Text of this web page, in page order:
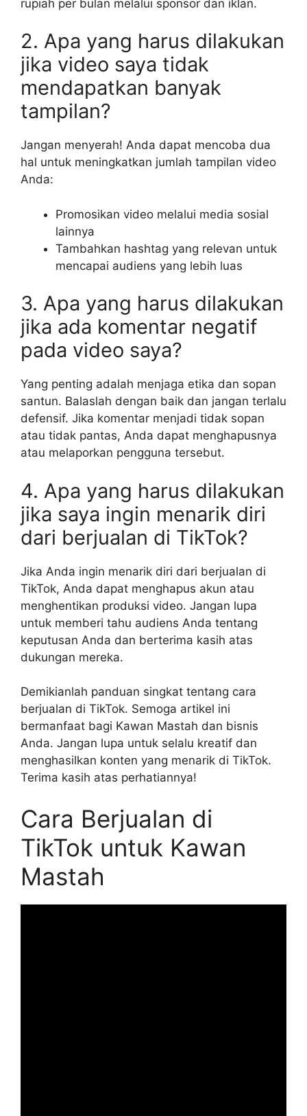
rupiah per bulan melalui sponsor dan iklan.
2. Apa yang harus dilakukan
jika video saya tidak
mendapatkan banyak
tampilan?
Jangan menyerah! Anda dapat mencoba dua
hal untuk meningkatkan jumlah tampilan video
Anda:
Promosikan video melalui media sosial
lainnya
Tambahkan hashtag yang relevan untuk
mencapai audiens yang lebih luas
3. Apa yang harus dilakukan
jika ada komentar negatif
pada video saya?
Yang penting adalah menjaga etika dan sopan
santun. Balaslah dengan baik dan jangan terlalu
defensif. Jika komentar menjadi tidak sopan
atau tidak pantas, Anda dapat menghapusnya
atau melaporkan pengguna tersebut.
4. Apa yang harus dilakukan
jika saya ingin menarik diri
dari berjualan di TikTok?
Jika Anda ingin menarik diri dari berjualan di
TikTok, Anda dapat menghapus akun atau
menghentikan produksi video. Jangan lupa
untuk memberi tahu audiens Anda tentang
keputusan Anda dan berterima kasih atas
dukungan mereka.
Demikianlah panduan singkat tentang cara
berjualan di TikTok. Semoga artikel ini
bermanfaat bagi Kawan Mastah dan bisnis
Anda. Jangan lupa untuk selalu kreatif dan
menghasilkan konten yang menarik di TikTok.
Terima kasih atas perhatiannya!
Cara Berjualan di
TikTok untuk Kawan
Mastah